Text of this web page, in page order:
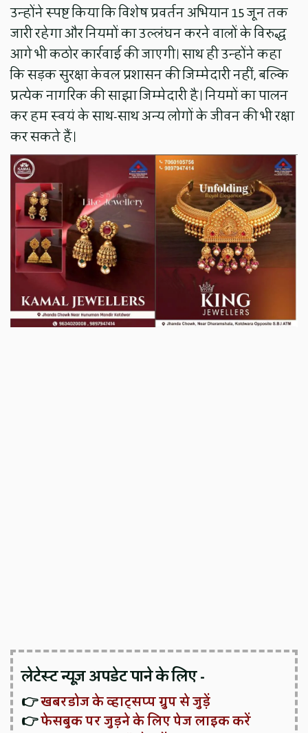
उन्होंने स्पष्ट किया कि विशेष प्रवर्तन अभियान 15 जून तक
जारी रहेगा और नियमों का उल्लंघन करने वालों के विरुद्ध
आगे भी कठोर कार्रवाई की जाएगी। साथ ही उन्होंने कहा
कि सड़क सुरक्षा केवल प्रशासन की जिम्मेदारी नहीं, बल्कि
प्रत्येक नागरिक की साझा जिम्मेदारी है। नियमों का पालन
कर हम स्वयं के साथ-साथ अन्य लोगों के जीवन की भी रक्षा
कर सकते हैं।
लेटेस्ट न्यूज़ अपडेट पाने के लिए -
👉खबरडोज के व्हाट्सप्प ग्रुप से जुड़ें
👉फेसबुक पर जुड़ने के लिए पेज लाइक करें